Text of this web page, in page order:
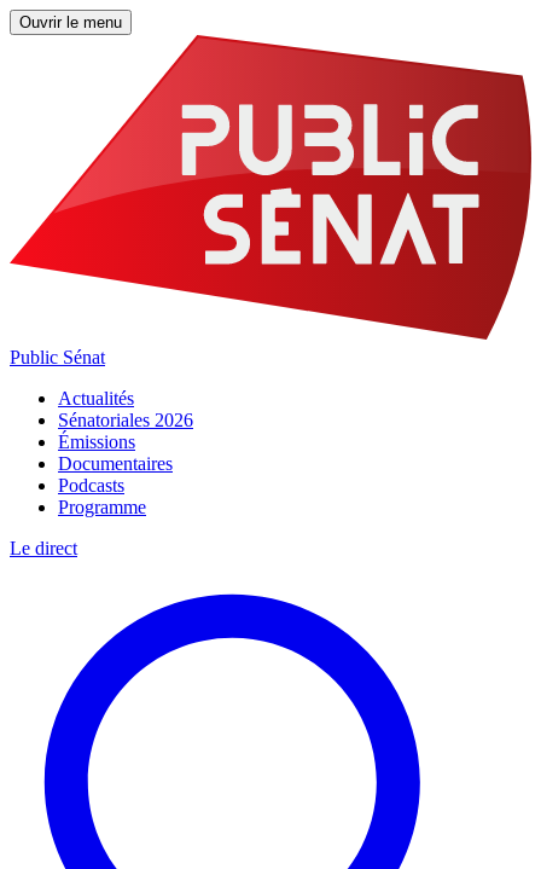
Ouvrir le menu
Public Sénat
Actualités
Sénatoriales 2026
Émissions
Documentaires
Podcasts
Programme
Le direct